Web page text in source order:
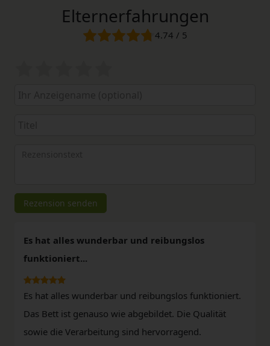
Elternerfahrungen
4.74 / 5
Rezensionstext
Rezension senden
Es hat alles wunderbar und reibungslos
funktioniert...
Es hat alles wunderbar und reibungslos funktioniert.
Das Bett ist genauso wie abgebildet. Die Qualität
sowie die Verarbeitung sind hervorragend.